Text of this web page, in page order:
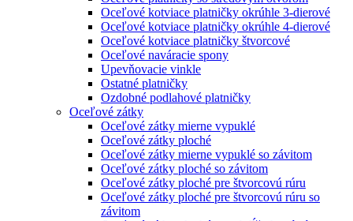
Oceľové kotviace platničky okrúhle 3-dierové
Oceľové kotviace platničky okrúhle 4-dierové
Oceľové kotviace platničky štvorcové
Oceľové naváracie spony
Upevňovacie vinkle
Ostatné platničky
Ozdobné podlahové platničky
Oceľové zátky
Oceľové zátky mierne vypuklé
Oceľové zátky ploché
Oceľové zátky mierne vypuklé so závitom
Oceľové zátky ploché so závitom
Oceľové zátky ploché pre štvorcovú rúru
Oceľové zátky ploché pre štvorcovú rúru so
závitom